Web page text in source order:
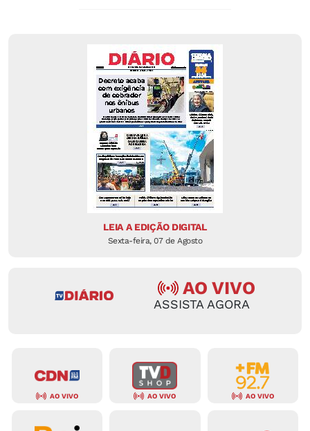
LEIA A EDIÇÃO DIGITAL
Sexta-feira, 07 de Agosto
AO VIVO
ASSISTA AGORA
AO VIVO AO VIVO AO VIVO